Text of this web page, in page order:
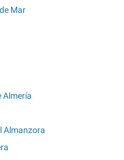
Mar
Almería
Almanzora